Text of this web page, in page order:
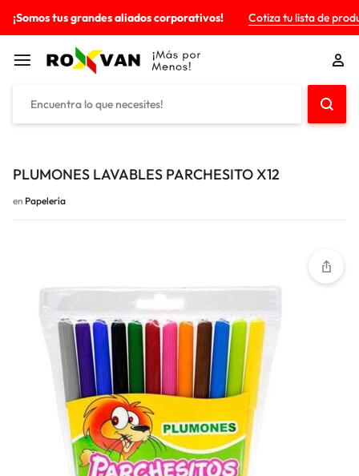
¡Somos tus grandes aliados corporativos! Cotiza tu lista de
PLUMONES LAVABLES PARCHESITO X12
en Papelería